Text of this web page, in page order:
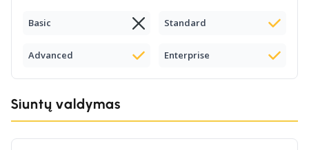
Basic Standard
Advanced Enterprise
Siuntų valdymas